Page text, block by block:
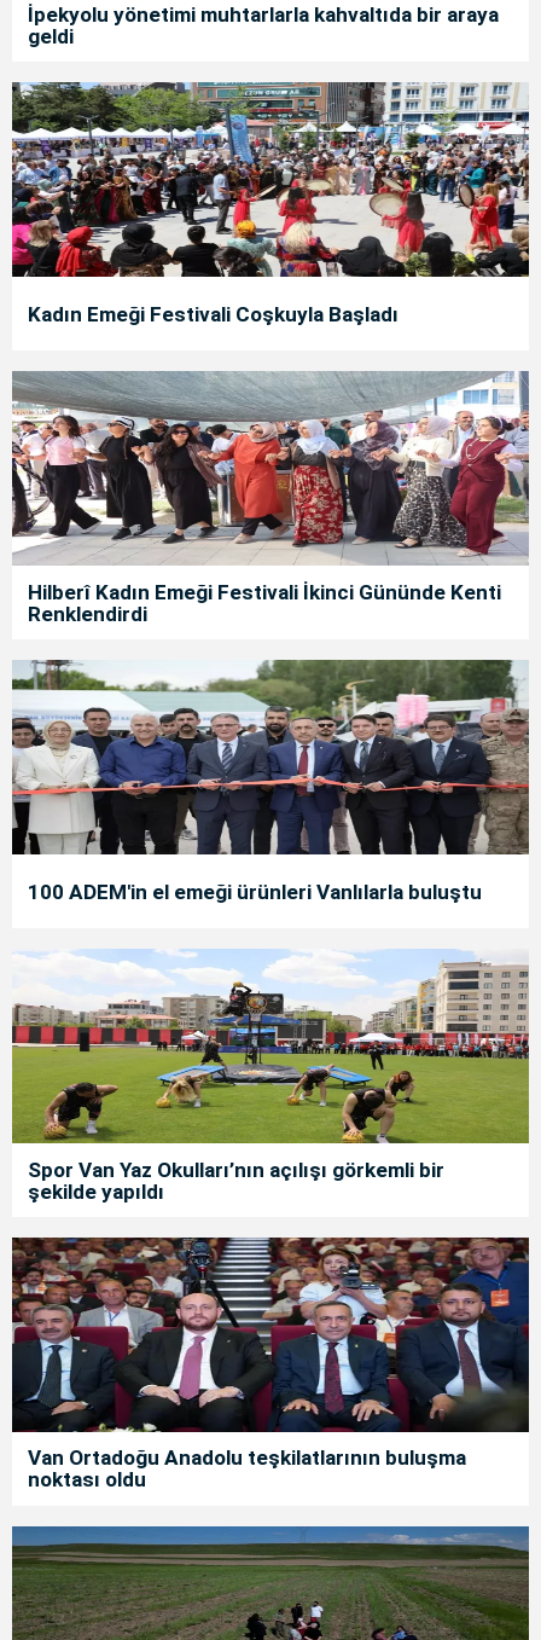
İpekyolu yönetimi muhtarlarla kahvaltıda bir araya
geldi
Kadın Emeği Festivali Coşkuyla Başladı
Hilberî Kadın Emeği Festivali İkinci Gününde Kenti
Renklendirdi
100 ADEM'in el emeği ürünleri Vanlılarla buluştu
Spor Van Yaz Okulları’nın açılışı görkemli bir
şekilde yapıldı
Van Ortadoğu Anadolu teşkilatlarının buluşma
noktası oldu